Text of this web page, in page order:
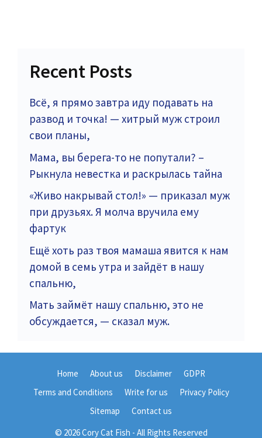
Recent Posts
Всё, я прямо завтра иду подавать на
развод и точка! — хитрый муж строил
свои планы,
Мама, вы берега-то не попутали? –
Рыкнула невестка и раскрылась тайна
«Живо накрывай стол!» — приказал муж
при друзьях. Я молча вручила ему
фартук
Ещё хоть раз твоя мамаша явится к нам
домой в семь утра и зайдёт в нашу
спальню,
Мать займёт нашу спальню, это не
обсуждается, — сказал муж.
Home About us Disclaimer
GDPR
Terms and Conditions
Write for us
Privacy Policy
Sitemap
Contact us
© 2026 Cory Cat Fish - All Rights Reserved